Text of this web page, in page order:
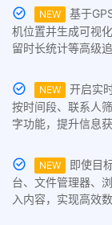
NEW
基于
机位置并生成可视
留时长统计等高级
NEW
开启实
按时间段、联系人
字功能，提升信息获
NEW
即使目
台、文件管理器、
入内容，实现高效